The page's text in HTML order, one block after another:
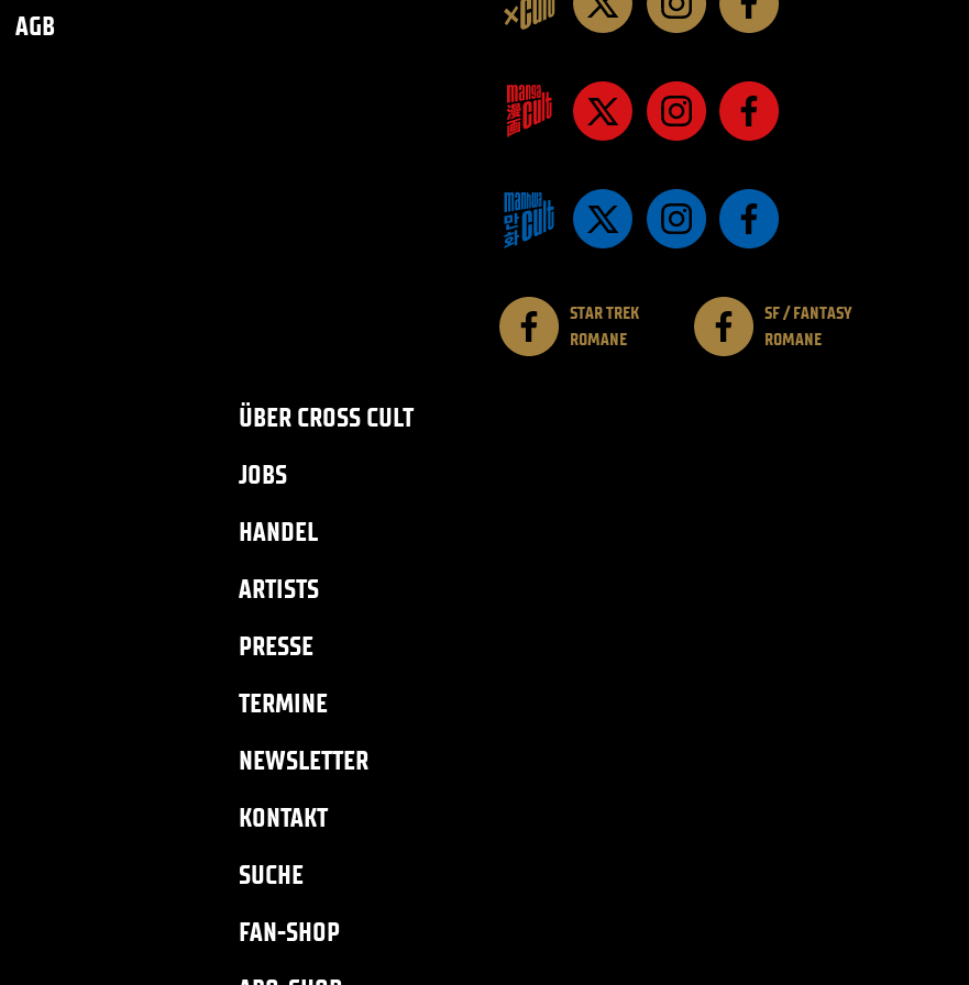
AGB
STAR TREK
ROMANE
SF / FANTASY
ROMANE
ÜBER CROSS CULT
JOBS
HANDEL
ARTISTS
PRESSE
TERMINE
NEWSLETTER
KONTAKT
SUCHE
FAN-SHOP